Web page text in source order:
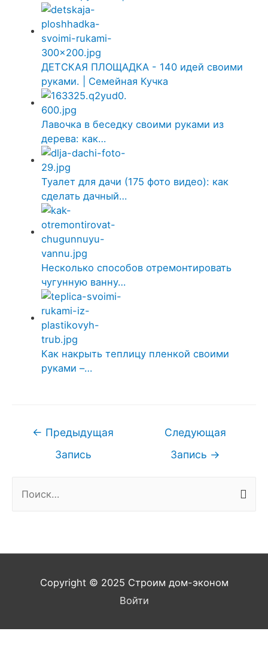
ДЕТСКАЯ ПЛОЩАДКА - 140 идей своими
руками. | Семейная Кучка
Лавочка в беседку своими руками из
дерева: как…
Туалет для дачи (175 фото видео): как
сделать дачный…
Несколько способов отремонтировать
чугунную ванну…
Как накрыть теплицу пленкой своими
руками –…
Навигация
← Предыдущая
Запись
Следующая
Запись →
Copyright © 2025 Строим дом-эконом
Войти